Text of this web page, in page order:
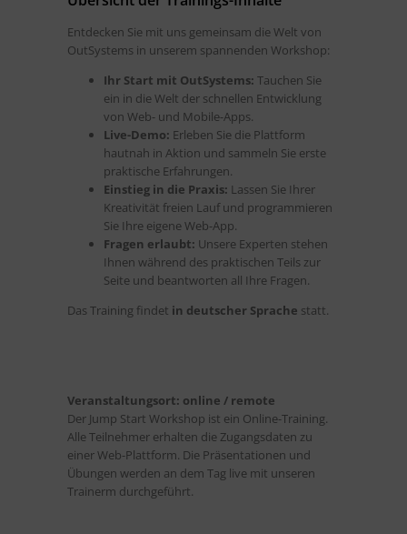
Entdecken Sie mit uns gemeinsam die Welt von
OutSystems in unserem spannenden Workshop:
Ihr Start mit OutSystems: Tauchen Sie
ein in die Welt der schnellen Entwicklung
von Web- und Mobile-Apps.
Live-Demo: Erleben Sie die Plattform
hautnah in Aktion und sammeln Sie erste
praktische Erfahrungen.
Einstieg in die Praxis: Lassen Sie Ihrer
Kreativität freien Lauf und programmieren
Sie Ihre eigene Web-App.
Fragen erlaubt: Unsere Experten stehen
Ihnen während des praktischen Teils zur
Seite und beantworten all Ihre Fragen.
Das Training findet in deutscher Sprache statt.
Veranstaltungsort: online / remote
Der Jump Start Workshop ist ein Online-Training.
Alle Teilnehmer erhalten die Zugangsdaten zu
einer Web-Plattform. Die Präsentationen und
Übungen werden an dem Tag live mit unseren
Trainerm durchgeführt.